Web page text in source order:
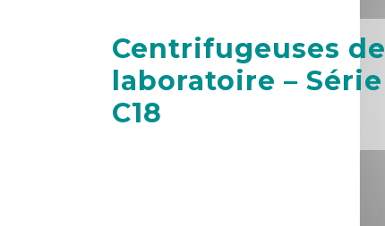
Centrifugeuses de
laboratoire – Série
C18